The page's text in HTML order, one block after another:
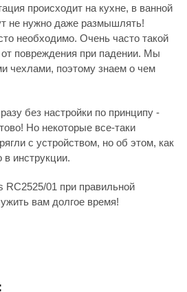
происходит на кухне, в ванной
не нужно даже размышлять!
необходимо. Очень часто такой
повреждения при падении. Мы
чехлами, поэтому знаем о чем
без настройки по принципу -
Но некоторые все-таки
с устройством, но об этом, как
в инструкции.
RC2525/01 при правильной
вам долгое время!